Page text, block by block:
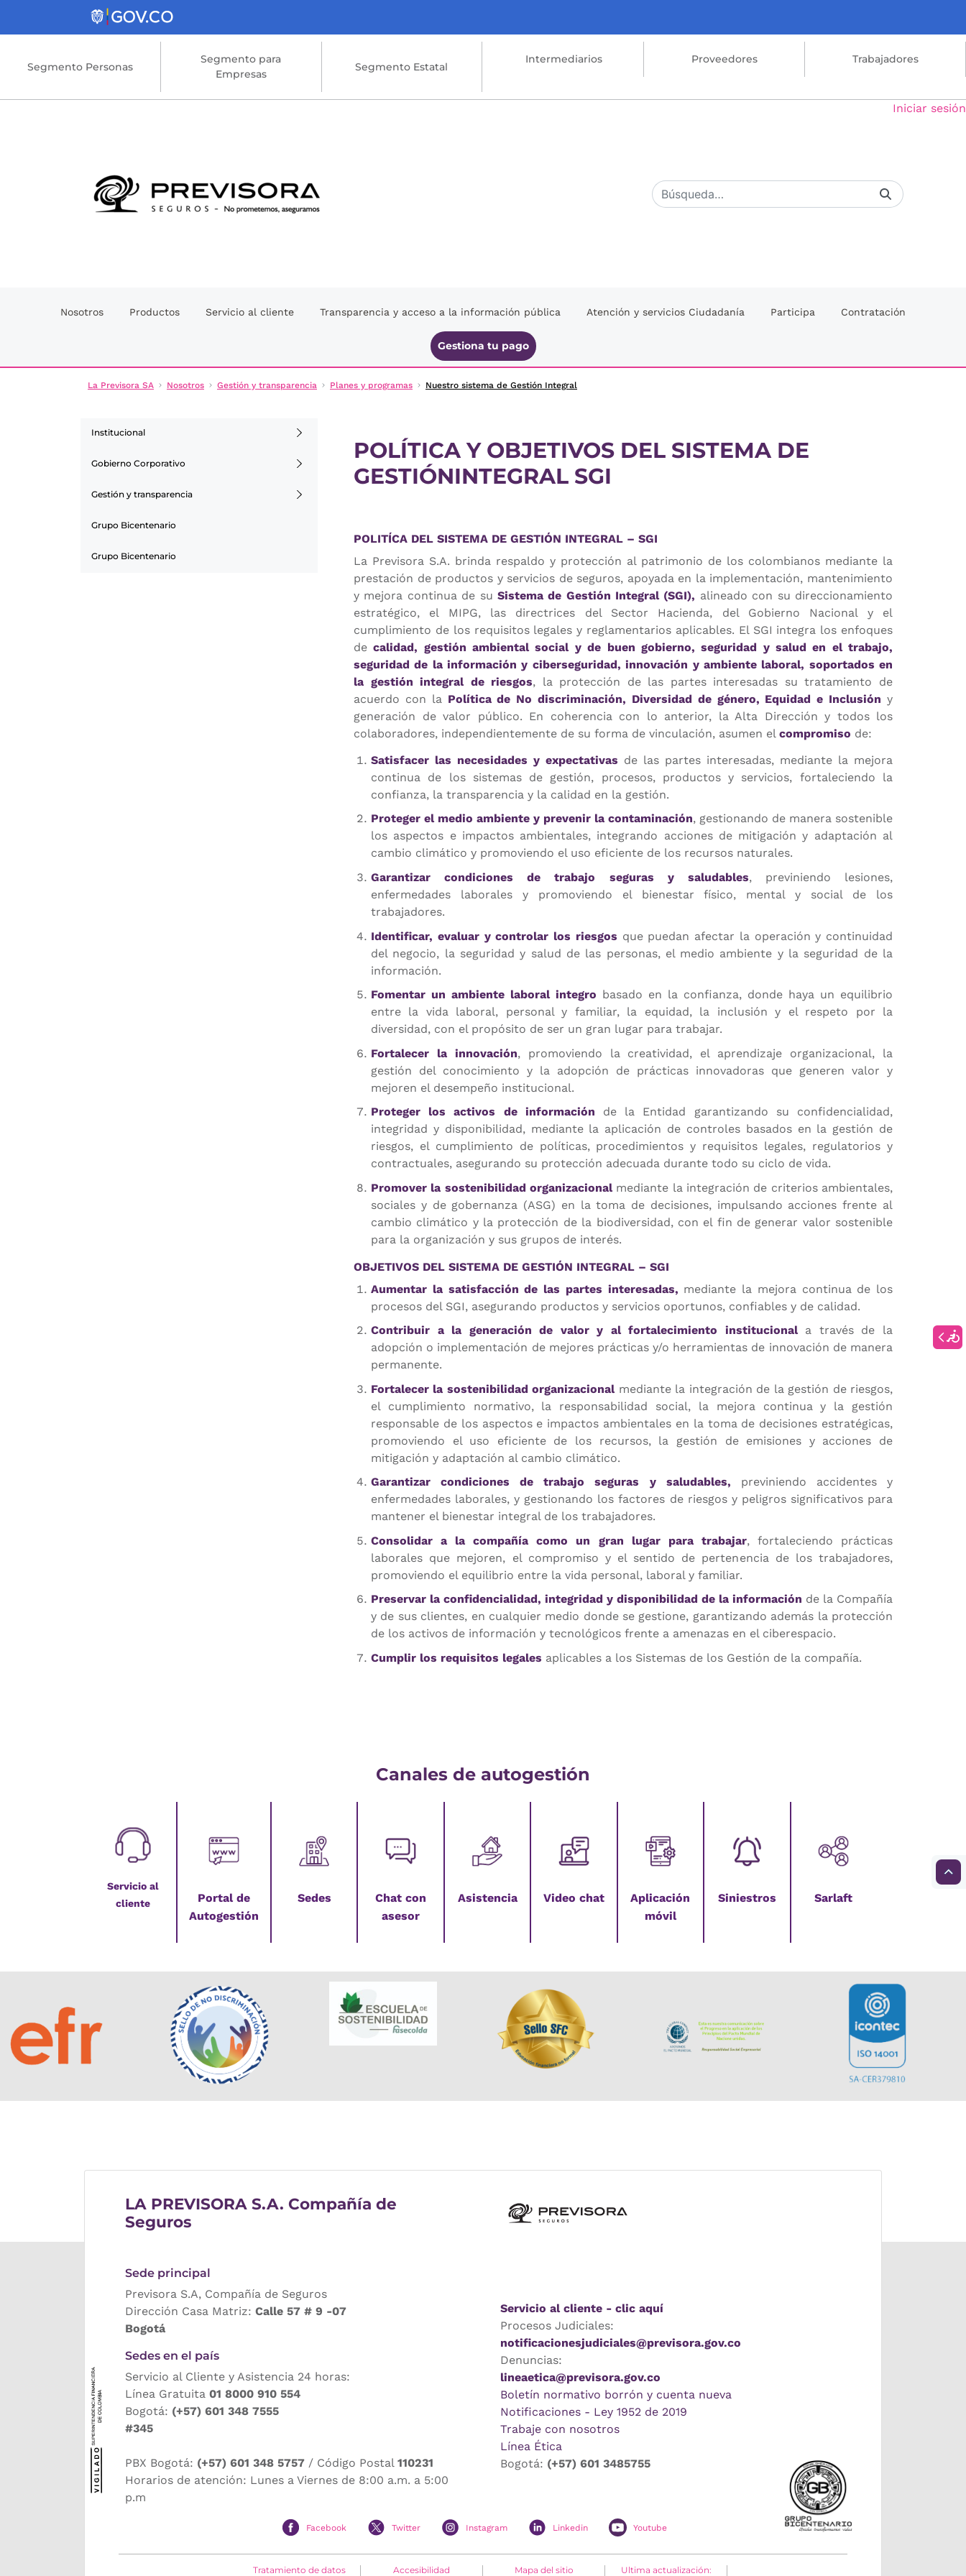
Saltar al contenido principal
Segmento Personas
Segmento para
Empresas
Segmento Estatal
Intermediarios Proveedores Trabajadores
Iniciar sesión
Nosotros Productos Servicio al cliente Transparencia y acceso a la información pública Atención y servicios Ciudadanía Participa Contratación
Gestiona tu pago
La Previsora SA Nosotros Gestión y transparencia Planes y programas Nuestro sistema de Gestión Integral
Institucional
Gobierno Corporativo
Gestión y transparencia
Grupo Bicentenario
Grupo Bicentenario
POLÍTICA Y OBJETIVOS DEL SISTEMA DE
GESTIÓNINTEGRAL SGI
POLITÍCA DEL SISTEMA DE GESTIÓN INTEGRAL – SGI
La Previsora S.A. brinda respaldo y protección al patrimonio de los colombianos mediante la
prestación de productos y servicios de seguros, apoyada en la implementación, mantenimiento
y mejora continua de su Sistema de Gestión Integral (SGI), alineado con su direccionamiento
estratégico, el MIPG, las directrices del Sector Hacienda, del Gobierno Nacional y el
cumplimiento de los requisitos legales y reglamentarios aplicables. El SGI integra los enfoques
decalidad, gestión ambiental social y de buen gobierno, seguridad y salud en el trabajo,
seguridad de la información y ciberseguridad, innovación y ambiente laboral, soportados en
la gestión integral de riesgos, la protección de las partes interesadas su tratamiento de
acuerdo con la Política de No discriminación, Diversidad de género, Equidad e Inclusión y
generación de valor público. En coherencia con lo anterior, la Alta Dirección y todos los
colaboradores, independientemente de su forma de vinculación, asumen el compromiso de:
Satisfacer las necesidades y expectativas de las partes interesadas, mediante la mejora
continua de los sistemas de gestión, procesos, productos y servicios, fortaleciendo la
confianza, la transparencia y la calidad en la gestión.
Proteger el medio ambiente y prevenir la contaminación, gestionando de manera sostenible
los aspectos e impactos ambientales, integrando acciones de mitigación y adaptación al
cambio climático y promoviendo el uso eficiente de los recursos naturales.
Garantizar condiciones de trabajo seguras y saludables, previniendo lesiones,
enfermedades laborales y promoviendo el bienestar físico, mental y social de los
trabajadores.
Identificar, evaluar y controlar los riesgos que puedan afectar la operación y continuidad
del negocio, la seguridad y salud de las personas, el medio ambiente y la seguridad de la
información.
Fomentar un ambiente laboral integro basado en la confianza, donde haya un equilibrio
entre la vida laboral, personal y familiar, la equidad, la inclusión y el respeto por la
diversidad, con el propósito de ser un gran lugar para trabajar.
Fortalecer la innovación, promoviendo la creatividad, el aprendizaje organizacional, la
gestión del conocimiento y la adopción de prácticas innovadoras que generen valor y
mejoren el desempeño institucional.
Proteger los activos de información de la Entidad garantizando su confidencialidad,
integridad y disponibilidad, mediante la aplicación de controles basados en la gestión de
riesgos, el cumplimiento de políticas, procedimientos y requisitos legales, regulatorios y
contractuales, asegurando su protección adecuada durante todo su ciclo de vida.
Promover la sostenibilidad organizacionalmediante la integración de criterios ambientales,
sociales y de gobernanza (ASG) en la toma de decisiones, impulsando acciones frente al
cambio climático y la protección de la biodiversidad, con el fin de generar valor sostenible
para la organización y sus grupos de interés.
OBJETIVOS DEL SISTEMA DE GESTIÓN INTEGRAL – SGI
Aumentar la satisfacción de las partes interesadas, mediante la mejora continua de los
procesos del SGI, asegurando productos y servicios oportunos, confiables y de calidad.
Contribuir a la generación de valor y al fortalecimiento institucionala través de la
adopción o implementación de mejores prácticas y/o herramientas de innovación de manera
permanente.
Fortalecer la sostenibilidad organizacionalmediante la integración de la gestión de riesgos,
el cumplimiento normativo, la responsabilidad social, la mejora continua y la gestión
responsable de los aspectos e impactos ambientales en la toma de decisiones estratégicas,
promoviendo el uso eficiente de los recursos, la gestión de emisiones y acciones de
mitigación y adaptación al cambio climático.
Garantizar condiciones de trabajo seguras y saludables, previniendo accidentes y
enfermedades laborales, y gestionando los factores de riesgos y peligros significativos para
mantener el bienestar integral de los trabajadores.
Consolidar a la compañía como un gran lugar para trabajar, fortaleciendo prácticas
laborales que mejoren, el compromiso y el sentido de pertenencia de los trabajadores,
promoviendo el equilibrio entre la vida personal, laboral y familiar.
Preservar la confidencialidad, integridad y disponibilidad de la información de la Compañía
y de sus clientes, en cualquier medio donde se gestione, garantizando además la protección
de los activos de información y tecnológicos frente a amenazas en el ciberespacio.
Cumplir los requisitos legales aplicables a los Sistemas de los Gestión de la compañía.
Canales de autogestión
Servicio al
cliente
Portal de
Autogestión
Sedes
Chat con
asesor
Asistencia Video chat
Aplicación
móvil
Siniestros Sarlaft
LA PREVISORA S.A. Compañía de
Seguros
Sede principal
Previsora S.A, Compañía de Seguros
Dirección Casa Matriz: Calle 57 # 9 -07
Bogotá
Sedes en el país
Servicio al Cliente y Asistencia 24 horas:
Línea Gratuita 01 8000 910 554
Bogotá: (+57) 601 348 7555
#345
PBX Bogotá: (+57) 601 348 5757 / Código Postal 110231
Horarios de atención: Lunes a Viernes de 8:00 a.m. a 5:00
p.m
Servicio al cliente - clic aquí
Procesos Judiciales:
notificacionesjudiciales@previsora.gov.co
Denuncias:
lineaetica@previsora.gov.co
Boletín normativo borrón y cuenta nueva
Notificaciones - Ley 1952 de 2019
Trabaje con nosotros
Línea Ética
Bogotá: (+57) 601 3485755
Facebook Twitter Instagram Linkedin Youtube
Tratamiento de datos
Accesibilidad Mapa del sitio
Ultima actualización: